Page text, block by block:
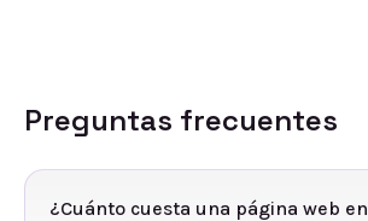
Preguntas frecuentes
¿Cuánto cuesta una página web en